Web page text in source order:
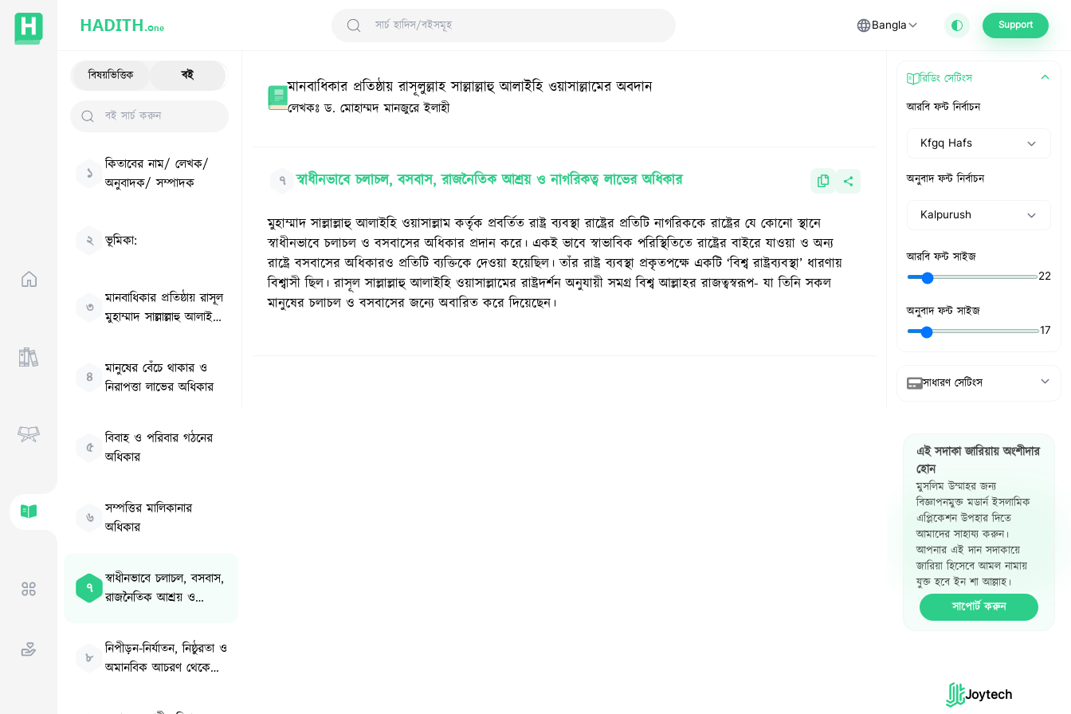
HADITH.One Search Hadith/Books Bangla Support
বিষয়ভিত্তিক বই
১
কিতাবের নাম/ লেখক/
অনুবাদক/ সম্পাদক
২ ভূমিকা:
৩
মানবাধিকার প্রতিষ্ঠায় রাসূল
মুহাম্মাদ সাল্লাল্লাহু আলাইহি
৪
মানুষের বেঁচে থাকার ও
নিরাপত্তা লাভের অধিকার
৫
বিবাহ ও পরিবার গঠনের
অধিকার
৬
সম্পত্তির মালিকানার
অধিকার
৭
স্বাধীনভাবে চলাচল, বসবাস,
রাজনৈতিক আশ্রয় ও
৮
নিপীড়ন-নির্যাতন, নিষ্ঠুরতা ও
অমানবিক আচরণ থেকে
মানবাধিকার প্রতিষ্ঠায় রাসূলুল্লাহ সাল্লাল্লাহু আলাইহি ওয়াসাল্লামের অবদান
লেখকঃ ড. মোহাম্মদ মানজুরে ইলাহী
৭ স্বাধীনভাবে চলাচল, বসবাস, রাজনৈতিক আশ্রয় ও নাগরিকত্ব লাভের অধিকার
মুহাম্মাদ সাল্লাল্লাহু আলাইহি ওয়াসাল্লাম কর্তৃক প্রবর্তিত রাষ্ট্র ব্যবস্থা রাষ্ট্রের প্রতিটি নাগরিককে রাষ্ট্রের যে কোনো স্থানে
স্বাধীনভাবে চলাচল ও বসবাসের অধিকার প্রদান করে। একই ভাবে স্বাভাবিক পরিস্থিতিতে রাষ্ট্রের বাইরে যাওয়া ও অন্য
রাষ্ট্রে বসবাসের অধিকারও প্রতিটি ব্যক্তিকে দেওয়া হয়েছিল। তাঁর রাষ্ট্র ব্যবস্থা প্রকৃতপক্ষে একটি ‘বিশ্ব রাষ্ট্রব্যবস্থা’ ধারণায়
বিশ্বাসী ছিল। রাসূল সাল্লাল্লাহু আলাইহি ওয়াসাল্লামের রাষ্ট্রদর্শন অনুযায়ী সমগ্র বিশ্ব আল্লাহর রাজত্বস্বরূপ- যা তিনি সকল
মানুষের চলাচল ও বসবাসের জন্যে অবারিত করে দিয়েছেন।
রিডিং সেটিংস
আরবি ফন্ট নির্বাচন
Kfgq Hafs
অনুবাদ ফন্ট নির্বাচন
Kalpurush
আরবি ফন্ট সাইজ
22
অনুবাদ ফন্ট সাইজ
17
সাধারণ সেটিংস
অনুবাদ দেখান
রেফারেন্স দেখান
হাদিস পাশাপাশি
দেখান
এই সদাকা জারিয়ায় অংশীদার
হোন
মুসলিম উম্মাহর জন্য
বিজ্ঞাপনমুক্ত মডার্ন ইসলামিক
এপ্লিকেশন উপহার দিতে
আমাদের সাহায্য করুন।
আপনার এই দান সদাকায়ে
জারিয়া হিসেবে আমল নামায়
যুক্ত হবে ইন শা আল্লাহ।
সাপোর্ট করুন
Joytech